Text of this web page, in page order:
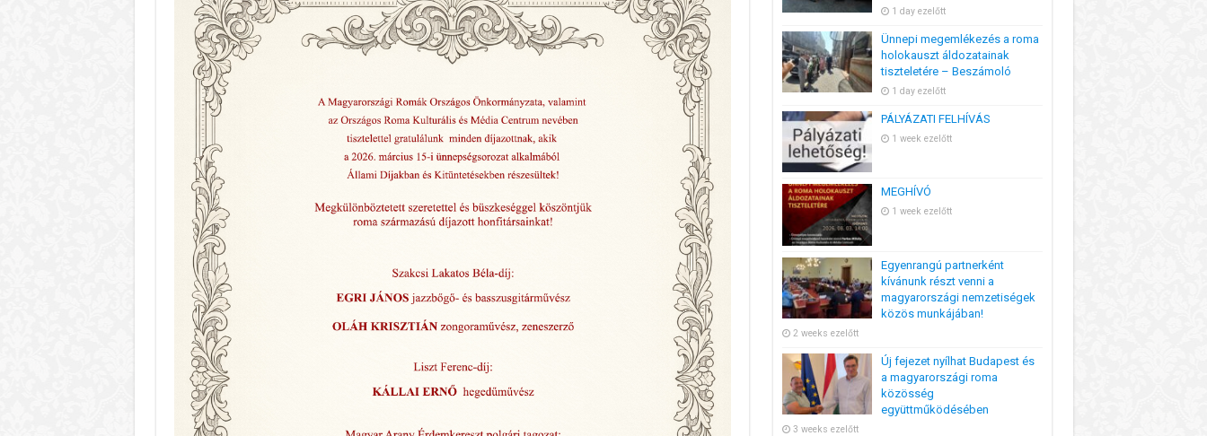
1 day ezelőtt
Ünnepi megemlékezés a roma
holokauszt áldozatainak
tiszteletére – Beszámoló
1 day ezelőtt
PÁLYÁZATI FELHÍVÁS
1 week ezelőtt
MEGHÍVÓ
1 week ezelőtt
Egyenrangú partnerként
kívánunk részt venni a
magyarországi nemzetiségek
közös munkájában!
2 weeks ezelőtt
Új fejezet nyílhat Budapest és
a magyarországi roma
közösség
együttműködésében
3 weeks ezelőtt